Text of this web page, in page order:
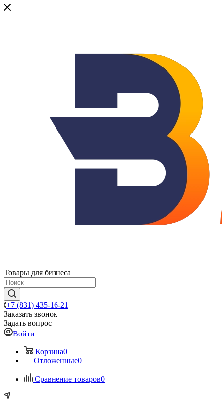
Товары для бизнеса
+7 (831) 435-16-21
Заказать звонок
Задать вопрос
Войти
Корзина0
Отложенные0
Сравнение товаров0